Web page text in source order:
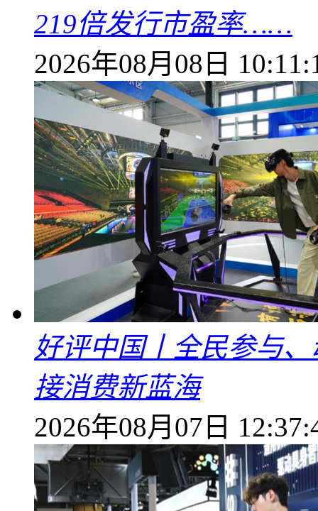
219倍发行市盈率……
2026年08月08日
好评中国丨全民参与
接消费新蓝海
2026年08月07日